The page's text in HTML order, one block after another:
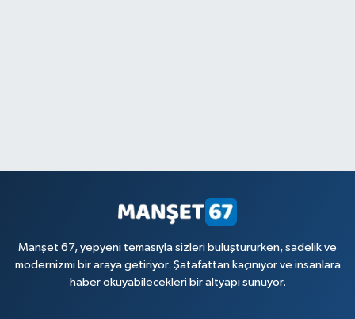
Manşet 67, yepyeni temasıyla sizleri buluştururken, sadelik ve
modernizmi bir araya getiriyor. Şatafattan kaçınıyor ve insanlara
haber okuyabilecekleri bir altyapı sunuyor.